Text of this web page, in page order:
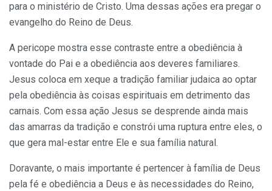
para o ministério de Cristo. Uma dessas ações era pregar o
evangelho do Reino de Deus.
A pericope mostra esse contraste entre a obediência à
vontade do Pai e a obediência aos deveres familiares.
Jesus coloca em xeque a tradição familiar judaica ao optar
pela obediência às coisas espirituais em detrimento das
carnais. Com essa ação Jesus se desprende ainda mais
das amarras da tradição e constrói uma ruptura entre eles, o
que gera mal-estar entre Ele e sua família natural.
Doravante, o mais importante é pertencer à família de Deus
pela fé e obediência a Deus e às necessidades do Reino,